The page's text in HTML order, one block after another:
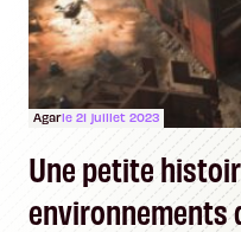
Agarle 21 juillet 2023
Une petite